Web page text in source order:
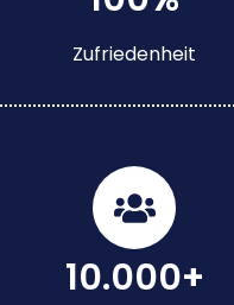
Zufriedenheit
10.000+